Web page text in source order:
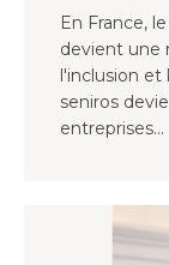
En France,
devient une
l'inclusion
seniros
entreprises...